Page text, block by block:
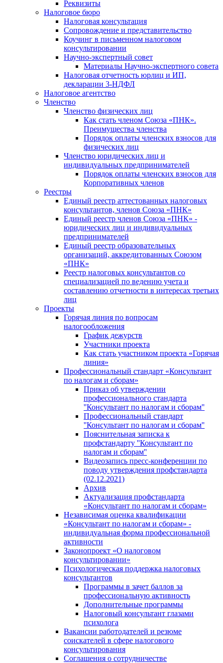
Реквизиты
Налоговое бюро
Налоговая консультация
Cопровождение и представительство
Коучинг в письменном налоговом
консультировании
Научно-экспертный совет
Материалы Научно-экспертного совета
Налоговая отчетность юрлиц и ИП,
декларации 3-НДФЛ
Налоговое агентство
Членство
Членство физических лиц
Как стать членом Союза «ПНК».
Преимущества членства
Порядок оплаты членских взносов для
физических лиц
Членство юридических лиц и
индивидуальных предпринимателей
Порядок оплаты членских взносов для
Корпоративных членов
Реестры
Единый реестр аттестованных налоговых
консультантов, членов Союза «ПНК»
Единый реестр членов Союза «ПНК» -
юридических лиц и индивидуальных
предпринимателей
Единый реестр образовательных
организаций, аккредитованных Союзом
«ПНК»
Реестр налоговых консультантов со
специализацией по ведению учета и
составлению отчетности в интересах третьих
лиц
Проекты
Горячая линия по вопросам
налогообложения
График дежурств
Участники проекта
Как стать участником проекта «Горячая
линия»
Профессиональный стандарт «Консультант
по налогам и сборам»
Приказ об утверждении
профессионального стандарта
''Консультант по налогам и сборам''
Профессиональный стандарт
''Консультант по налогам и сборам''
Пояснительная записка к
профстандарту ''Консультант по
налогам и сборам''
Видеозапись пресс-конференции по
поводу утверждения профстандарта
(02.12.2021)
Архив
Актуализация профстандарта
«Консультант по налогам и сборам»
Независимая оценка квалификации
«Консультант по налогам и сборам» -
индивидуальная форма профессиональной
активности
Законопроект «О налоговом
консультировании»
Психологическая поддержка налоговых
консультантов
Программы в зачет баллов за
профессиональную активность
Дополнительные программы
Налоговый консультант глазами
психолога
Вакансии работодателей и резюме
соискателей в сфере налогового
консультирования
Соглашения о сотрудничестве